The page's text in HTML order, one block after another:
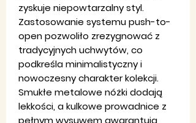
zyskuje niepowtarzalny styl.
Zastosowanie systemu push-to-
open pozwoliło zrezygnować z
tradycyjnych uchwytów, co
podkreśla minimalistyczny i
nowoczesny charakter kolekcji.
Smukłe metalowe nóżki dodają
lekkości, a kulkowe prowadnice z
pełnym wysuwem gwarantują